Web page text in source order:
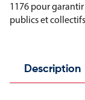
1176 pour
publics et
Description